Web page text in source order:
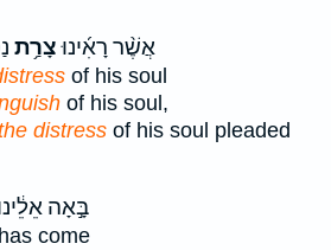
אֲשֶׁ֨ר רָאִ֜ינוּצָרַ֥ת
of his soul
of his soul,
distress of his soul pleaded
בָּ֣אָה
has come